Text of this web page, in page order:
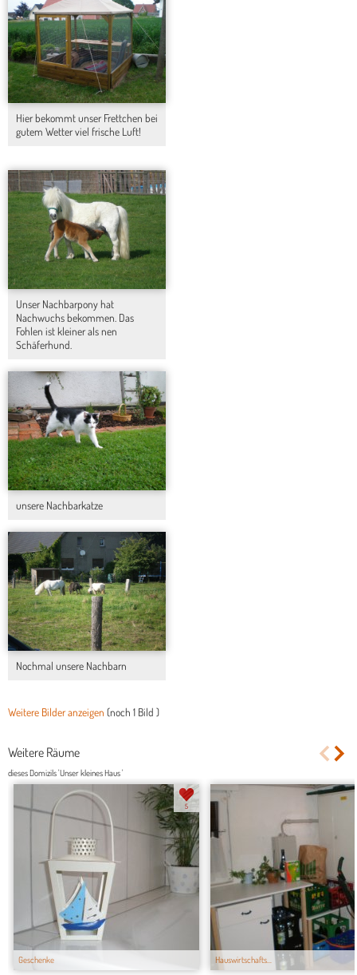
Hier bekommt unser Frettchen bei
gutem Wetter viel frische Luft!
Unser Nachbarpony hat
Nachwuchs bekommen. Das
Fohlen ist kleiner als nen
Schäferhund.
unsere Nachbarkatze
Nochmal unsere Nachbarn
Weitere Bilder anzeigen (noch 1 Bild )
Weitere Räume
dieses Domizils 'Unser kleines Haus '
Geschenke
5
Hauswirtschafts...